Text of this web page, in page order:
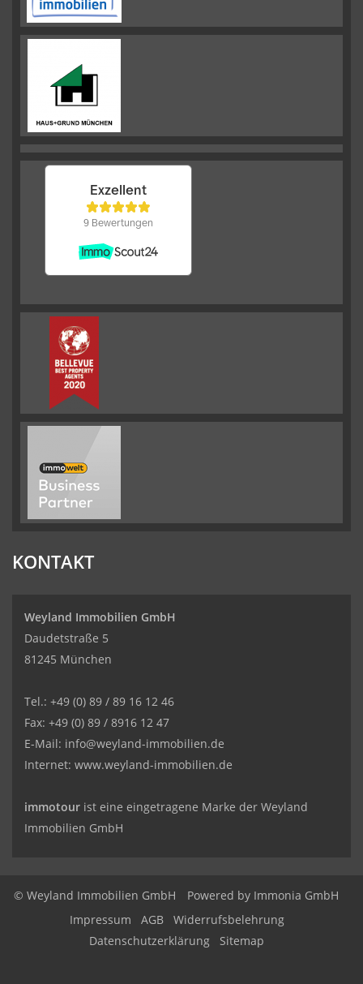
KONTAKT
Weyland Immobilien GmbH
Daudetstraße 5
81245 München
Tel.: +49 (0) 89 / 89 16 12 46
Fax: +49 (0) 89 / 8916 12 47
E-Mail: info@weyland-immobilien.de
Internet: www.weyland-immobilien.de
immotour ist eine eingetragene Marke der Weyland
Immobilien GmbH
© Weyland Immobilien GmbH Powered by Immonia GmbH
Impressum
AGB
Widerrufsbelehrung
Datenschutzerklärung
Sitemap